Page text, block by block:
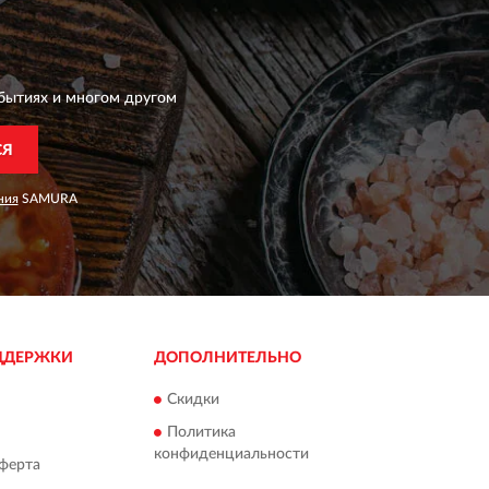
и многом другом
SAMURA
ДОПОЛНИТЕЛЬНО
Скидки
Политика
конфиденциальности